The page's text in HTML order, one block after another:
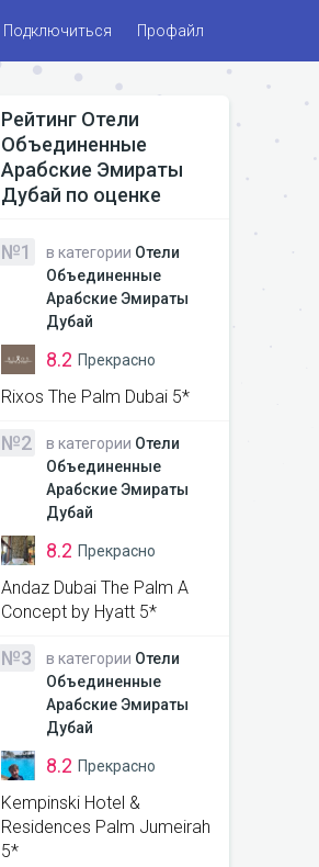
Подключиться Профайл
2 года назад
Рейтинг Отели
Объединенные
Арабские Эмираты
Дубай по оценке
№1 в категории Отели
Объединенные
Арабские Эмираты
Дубай
8.2 Прекрасно
Rixos The Palm Dubai 5*
№2 в категории Отели
Объединенные
Арабские Эмираты
Дубай
8.2 Прекрасно
Andaz Dubai The Palm A
Concept by Hyatt 5*
№3 в категории Отели
Объединенные
Арабские Эмираты
Дубай
8.2 Прекрасно
Kempinski Hotel &
Residences Palm Jumeirah
5*